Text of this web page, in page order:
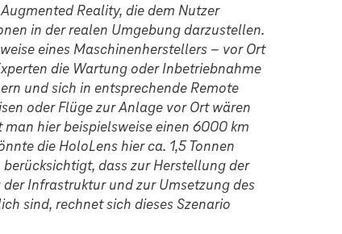
Reality, die dem Nutzer
in der realen Umgebung darzustellen.
eines Maschinenherstellers – vor Ort
die Wartung oder Inbetriebnahme
und sich in entsprechende Remote
oder Flüge zur Anlage vor Ort wären
hier beispielsweise einen 6000 km
die HoloLens hier ca. 1,5 Tonnen
dass zur Herstellung der
Infrastruktur und zur Umsetzung des
sind, rechnet sich dieses Szenario